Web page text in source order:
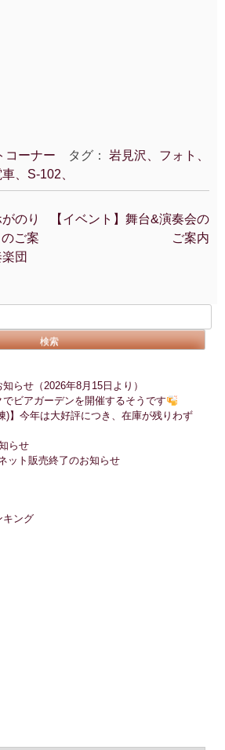
コーナー タグ： 岩見沢、フォト、
、S-102、
のり
ご案
楽団
【イベント】舞台&演奏会の
ご案内
らせ（2026年8月15日より）
ビアガーデンを開催するそうです
)】今年は大好評につき、在庫が残りわず
らせ
ット販売終了のお知らせ
キング